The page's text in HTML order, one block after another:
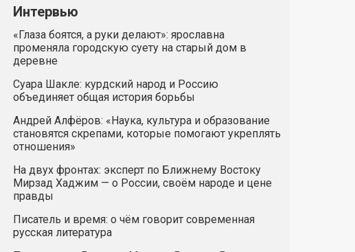
Интервью
«Глаза боятся, а руки делают»: ярославна
променяла городскую суету на старый дом в
деревне
Суара Шакле: курдский народ и Россию
объединяет общая история борьбы
Андрей Алфёров: «Наука, культура и образование
становятся скрепами, которые помогают укреплять
отношения»
На двух фронтах: эксперт по Ближнему Востоку
Мирзад Хаджим — о России, своём народе и цене
правды
Писатель и время: о чём говорит современная
русская литература